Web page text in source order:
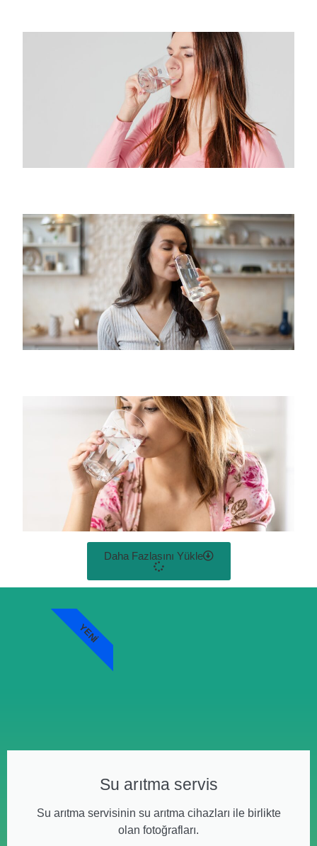
Daha Fazlasını Yükle
Su arıtma servis
Su arıtma servisinin su arıtma cihazları ile birlikte
olan fotoğrafları.
YENI